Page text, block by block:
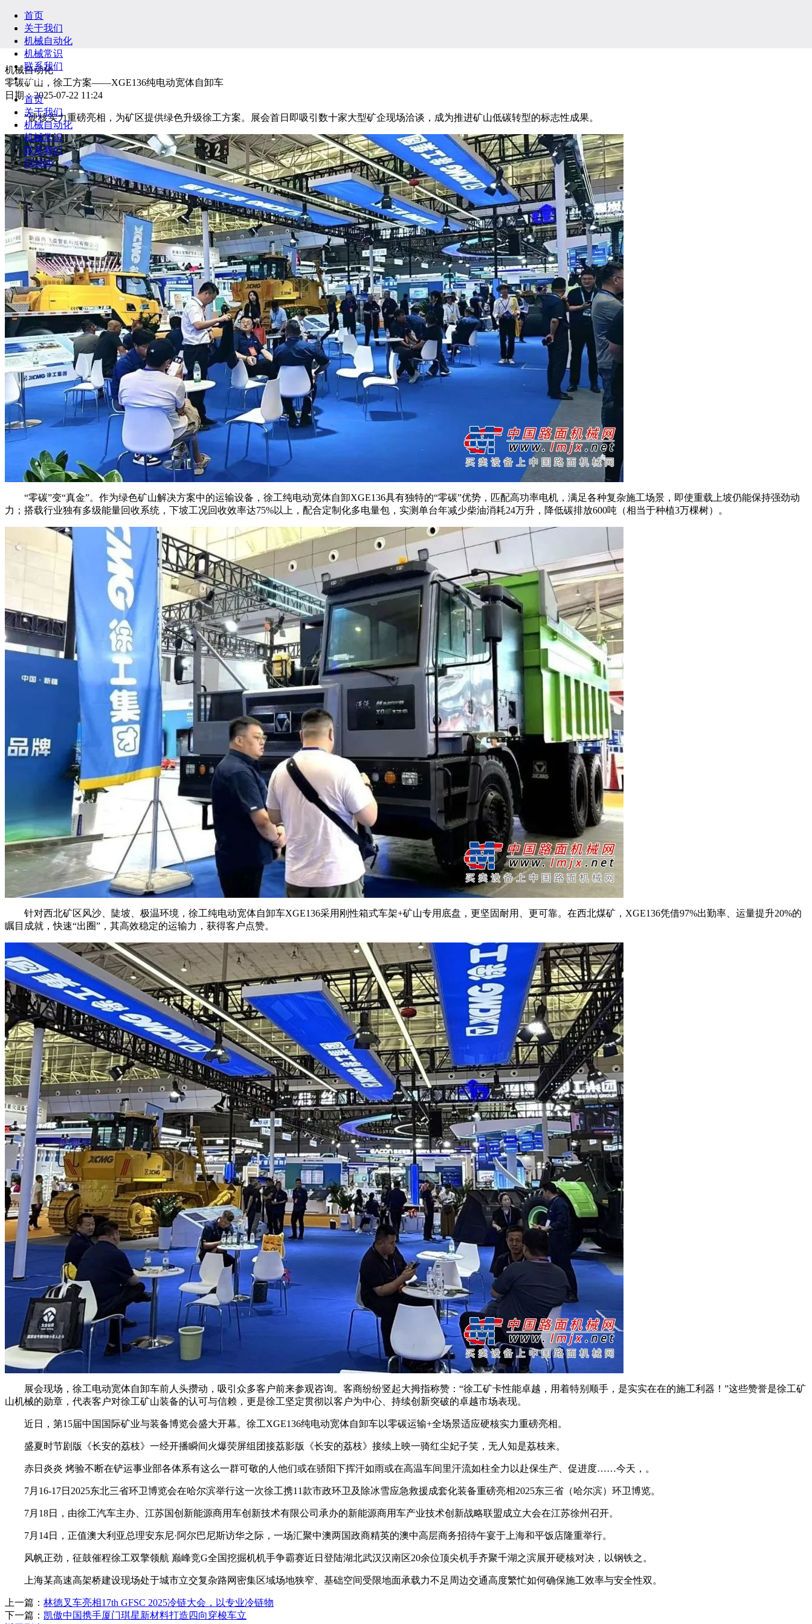
首页
关于我们
机械自动化
机械常识
联系我们
English
首页
关于我们
机械自动化
机械常识
联系我们
English
机械自动化
零碳矿山，徐工方案——XGE136纯电动宽体自卸车
日期：2025-07-22 11:24
”硬核实力重磅亮相，为矿区提供绿色升级徐工方案。展会首日即吸引数十家大型矿企现场洽谈，成为推进矿山低碳转型的标志性成果。
“零碳”变“真金”。作为绿色矿山解决方案中的运输设备，徐工纯电动宽体自卸XGE136具有独特的“零碳”优势，匹配高功率电机，满足各种复杂施工场景，即使重载上坡仍能保持强劲动
力；搭载行业独有多级能量回收系统，下坡工况回收效率达75%以上，配合定制化多电量包，实测单台年减少柴油消耗24万升，降低碳排放600吨（相当于种植3万棵树）。
针对西北矿区风沙、陡坡、极温环境，徐工纯电动宽体自卸车XGE136采用刚性箱式车架+矿山专用底盘，更坚固耐用、更可靠。在西北煤矿，XGE136凭借97%出勤率、运量提升20%的
瞩目成就，快速“出圈”，其高效稳定的运输力，获得客户点赞。
展会现场，徐工电动宽体自卸车前人头攒动，吸引众多客户前来参观咨询。客商纷纷竖起大拇指称赞：“徐工矿卡性能卓越，用着特别顺手，是实实在在的施工利器！”这些赞誉是徐工矿
山机械的勋章，代表客户对徐工矿山装备的认可与信赖，更是徐工坚定贯彻以客户为中心、持续创新突破的卓越市场表现。
近日，第15届中国国际矿业与装备博览会盛大开幕。徐工XGE136纯电动宽体自卸车以零碳运输+全场景适应硬核实力重磅亮相。
盛夏时节剧版《长安的荔枝》一经开播瞬间火爆荧屏组团接荔影版《长安的荔枝》接续上映一骑红尘妃子笑，无人知是荔枝来。
赤日炎炎 烤验不断在铲运事业部各体系有这么一群可敬的人他们或在骄阳下挥汗如雨或在高温车间里汗流如柱全力以赴保生产、促进度……今天，。
7月16-17日2025东北三省环卫博览会在哈尔滨举行这一次徐工携11款市政环卫及除冰雪应急救援成套化装备重磅亮相2025东三省（哈尔滨）环卫博览。
7月18日，由徐工汽车主办、江苏国创新能源商用车创新技术有限公司承办的新能源商用车产业技术创新战略联盟成立大会在江苏徐州召开。
7月14日，正值澳大利亚总理安东尼·阿尔巴尼斯访华之际，一场汇聚中澳两国政商精英的澳中高层商务招待午宴于上海和平饭店隆重举行。
风帆正劲，征鼓催程徐工双擎领航 巅峰竞G全国挖掘机机手争霸赛近日登陆湖北武汉汉南区20余位顶尖机手齐聚千湖之滨展开硬核对决，以钢铁之。
上海某高速高架桥建设现场处于城市立交复杂路网密集区域场地狭窄、基础空间受限地面承载力不足周边交通高度繁忙如何确保施工效率与安全性双。
上一篇： 林德叉车亮相17th GFSC 2025冷链大会，以专业冷链物
下一篇： 凯傲中国携手厦门琪星新材料打造四向穿梭车立